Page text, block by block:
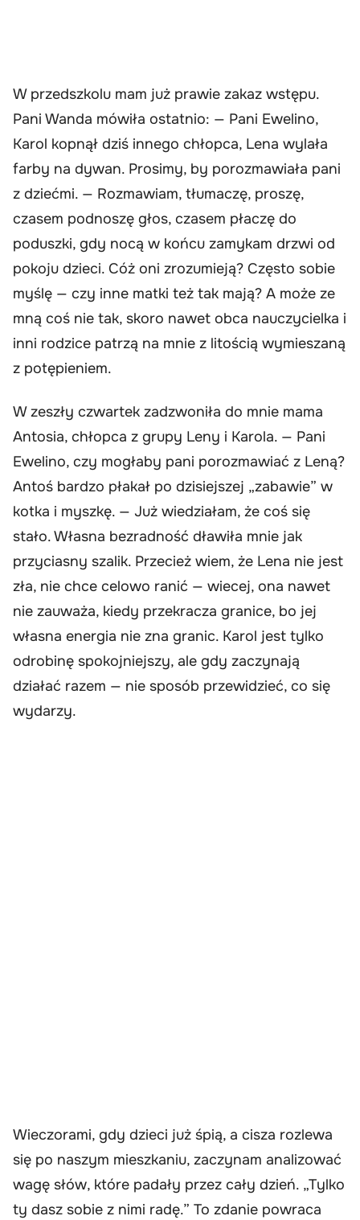
W przedszkolu mam już prawie zakaz wstępu.
Pani Wanda mówiła ostatnio: — Pani Ewelino,
Karol kopnął dziś innego chłopca, Lena wylała
farby na dywan. Prosimy, by porozmawiała pani
z dziećmi. — Rozmawiam, tłumaczę, proszę,
czasem podnoszę głos, czasem płaczę do
poduszki, gdy nocą w końcu zamykam drzwi od
pokoju dzieci. Cóż oni zrozumieją? Często sobie
myślę — czy inne matki też tak mają? A może ze
mną coś nie tak, skoro nawet obca nauczycielka i
inni rodzice patrzą na mnie z litością wymieszaną
z potępieniem.
W zeszły czwartek zadzwoniła do mnie mama
Antosia, chłopca z grupy Leny i Karola. — Pani
Ewelino, czy mogłaby pani porozmawiać z Leną?
Antoś bardzo płakał po dzisiejszej „zabawie” w
kotka i myszkę. — Już wiedziałam, że coś się
stało. Własna bezradność dławiła mnie jak
przyciasny szalik. Przecież wiem, że Lena nie jest
zła, nie chce celowo ranić — wiecej, ona nawet
nie zauważa, kiedy przekracza granice, bo jej
własna energia nie zna granic. Karol jest tylko
odrobinę spokojniejszy, ale gdy zaczynają
działać razem — nie sposób przewidzieć, co się
wydarzy.
Wieczorami, gdy dzieci już śpią, a cisza rozlewa
się po naszym mieszkaniu, zaczynam analizować
wagę słów, które padały przez cały dzień. „Tylko
ty dasz sobie z nimi radę.” To zdanie powraca